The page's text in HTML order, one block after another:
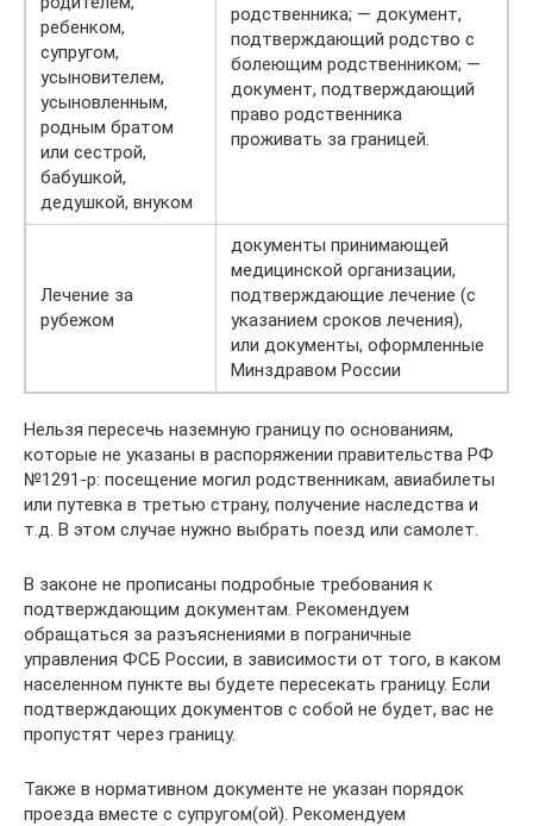
ребенком,
супругом,
усыновителем,
усыновленным,
родным братом
или сестрой,
бабушкой,
дедушкой, внуком
родственника; — документ,
подтверждающий родство с
болеющим родственником; —
документ, подтверждающий
право родственника
проживать за границей.
Лечение за
рубежом
документы принимающей
медицинской организации,
подтверждающие лечение (с
указанием сроков лечения),
или документы, оформленные
Минздравом России
Нельзя пересечь наземную границу по основаниям,
которые не указаны в распоряжении правительства РФ
№1291-р: посещение могил родственникам, авиабилеты
или путевка в третью страну, получение наследства и
т.д. В этом случае нужно выбрать поезд или самолет.
В законе не прописаны подробные требования к
подтверждающим документам. Рекомендуем
обращаться за разъяснениями в пограничные
управления ФСБ России, в зависимости от того, в каком
населенном пункте вы будете пересекать границу. Если
подтверждающих документов с собой не будет, вас не
пропустят через границу.
Также в нормативном документе не указан порядок
проезда вместе с супругом(ой). Рекомендуем